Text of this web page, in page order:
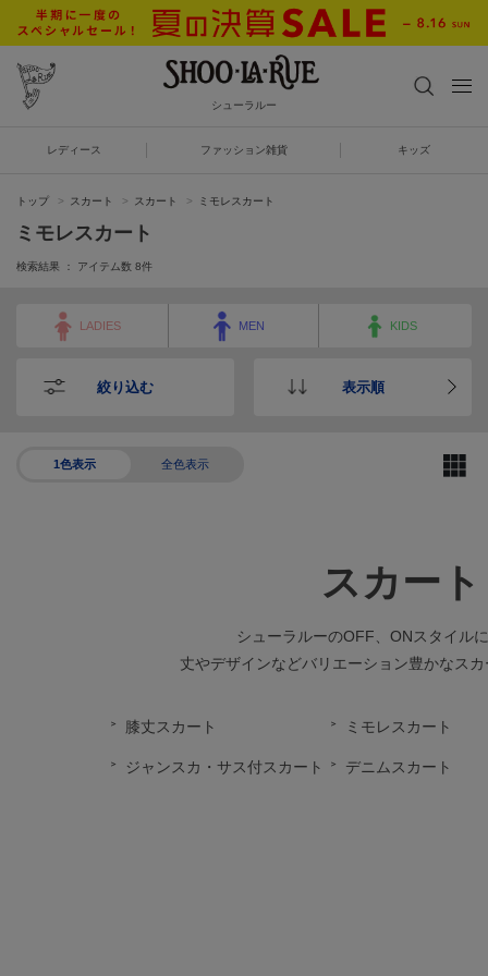
シューラルー
レディース ファッション雑貨 キッズ
トップ スカート スカート ミモレスカート
ミモレスカート
検索結果 ： アイテム数 8件
LADIES MEN KIDS
絞り込む 表示順
1色表示 全色表示
スカート
シューラルーのOFF、ONスタイル
丈やデザインなどバリエーション豊かなス
膝丈スカート ミモレスカート
ジャンスカ・サス付スカート デニムスカート